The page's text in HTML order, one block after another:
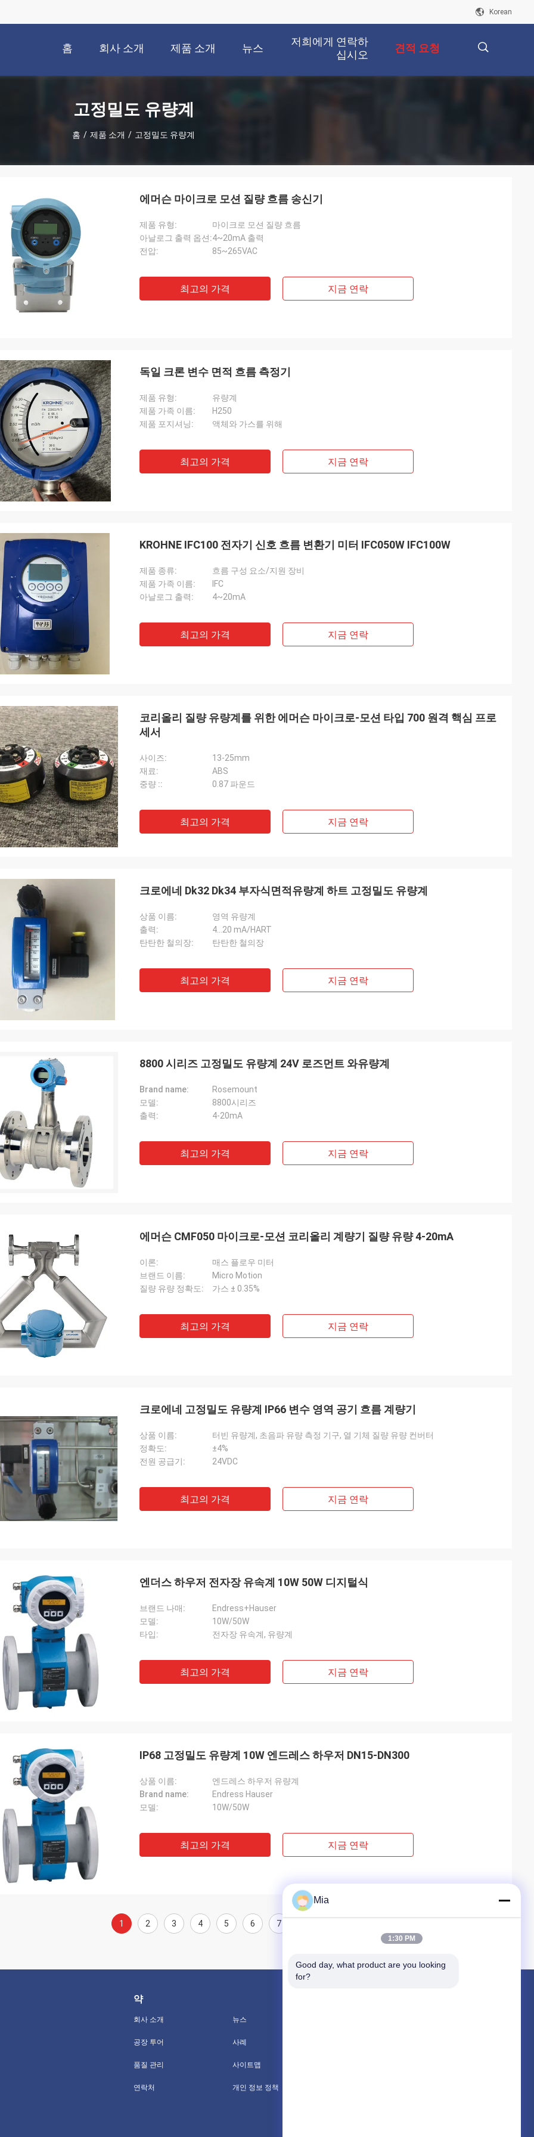
Korean
홈 회사 소개 제품 소개 뉴스
저희에게 연락하
십시오
견적 요청
고정밀도 유량계
홈 / 제품 소개 / 고정밀도 유량계
에머슨 마이크로 모션 질량 흐름 송신기
제품 유형:
마이크로 모션 질량 흐름
아날로그 출력 옵션:4~20mA 출력
전압:
85~265VAC
최고의 가격 지금 연락
독일 크론 변수 면적 흐름 측정기
제품 유형:
유량계
제품 가족 이름:
H250
제품 포지셔닝:
액체와 가스를 위해
최고의 가격 지금 연락
KROHNE IFC100 전자기 신호 흐름 변환기 미터 IFC050W IFC100W
제품 종류:
흐름 구성 요소/지원 장비
제품 가족 이름:
IFC
아날로그 출력:
4~20mA
최고의 가격 지금 연락
코리올리 질량 유량계를 위한 에머슨 마이크로-모션 타입 700 원격 핵심 프로
세서
사이즈:
13-25mm
재료:
ABS
중량 ::
0.87 파운드
최고의 가격 지금 연락
크로에네 Dk32 Dk34 부자식면적유량계 하트 고정밀도 유량계
상품 이름:
영역 유량계
출력:
4...20 mA/HART
탄탄한 철의장:
탄탄한 철의장
최고의 가격 지금 연락
8800 시리즈 고정밀도 유량계 24V 로즈먼트 와유량계
Brand name:
Rosemount
모델:
8800시리즈
출력:
4-20mA
최고의 가격 지금 연락
에머슨 CMF050 마이크로-모션 코리올리 계량기 질량 유량 4-20mA
이론:
매스 플로우 미터
브랜드 이름:
Micro Motion
질량 유량 정확도:
가스 ± 0.35%
최고의 가격 지금 연락
크로에네 고정밀도 유량계 IP66 변수 영역 공기 흐름 계량기
상품 이름:
터빈 유량계, 초음파 유량 측정 기구, 열 기체 질량 유량 컨버터
정확도:
±4%
전원 공급기:
24VDC
최고의 가격 지금 연락
엔더스 하우저 전자장 유속계 10W 50W 디지털식
브랜드 나매:
Endress+Hauser
모델:
10W/50W
타입:
전자장 유속계, 유량계
최고의 가격 지금 연락
IP68 고정밀도 유량계 10W 엔드레스 하우저 DN15-DN300
상품 이름:
엔드레스 하우저 유량계
Brand name:
Endress Hauser
모델:
10W/50W
최고의 가격 지금 연락
1 2 3 4 5 6 7
약
회사 소개
공장 투어
품질 관리
연락처
뉴스
사례
사이트맵
개인 정보 정책
Mia
1:30 PM
Good day, what product are you looking
for?